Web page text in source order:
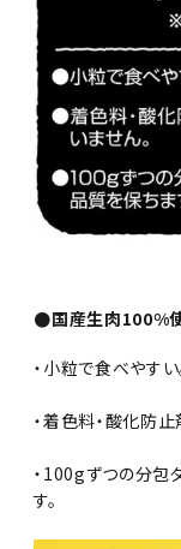
●国産生肉100%
・小粒で食べやすい
・着色料・酸化防
・100gずつの分包
す。